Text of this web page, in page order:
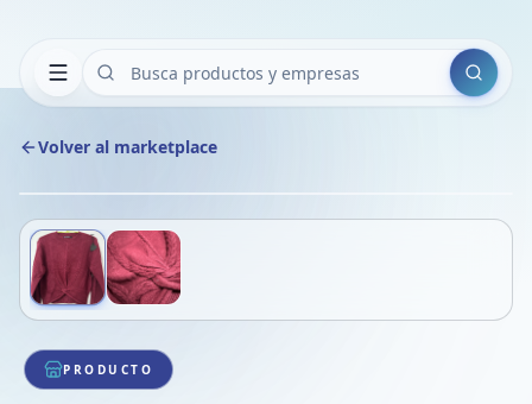
Buscar
Volver al marketplace
1/2
PRODUCTO